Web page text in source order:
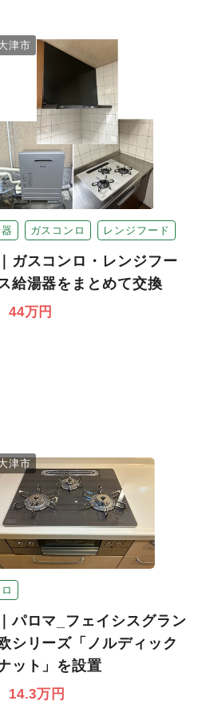
ガスコンロ レンジフード
津市
ガスコンロ・レンジフー
給湯器をまとめて交換
44万円
津市
パロマ_フェイシスグラン
シリーズ「ノルディック
ット」を設置
14.3万円